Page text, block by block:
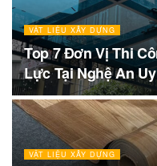
VẬT LIỆU XÂY DỰNG
Top 7 Đơn Vị Thi
Lực Tại Nghệ An
VẬT LIỆU XÂY DỰNG